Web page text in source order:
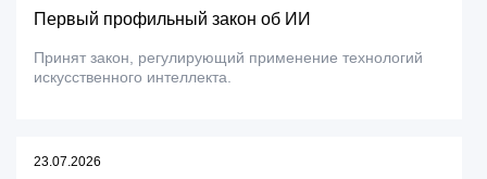
Первый профильный закон об ИИ
Принят закон, регулирующий применение технологий
искусственного интеллекта.
23.07.2026